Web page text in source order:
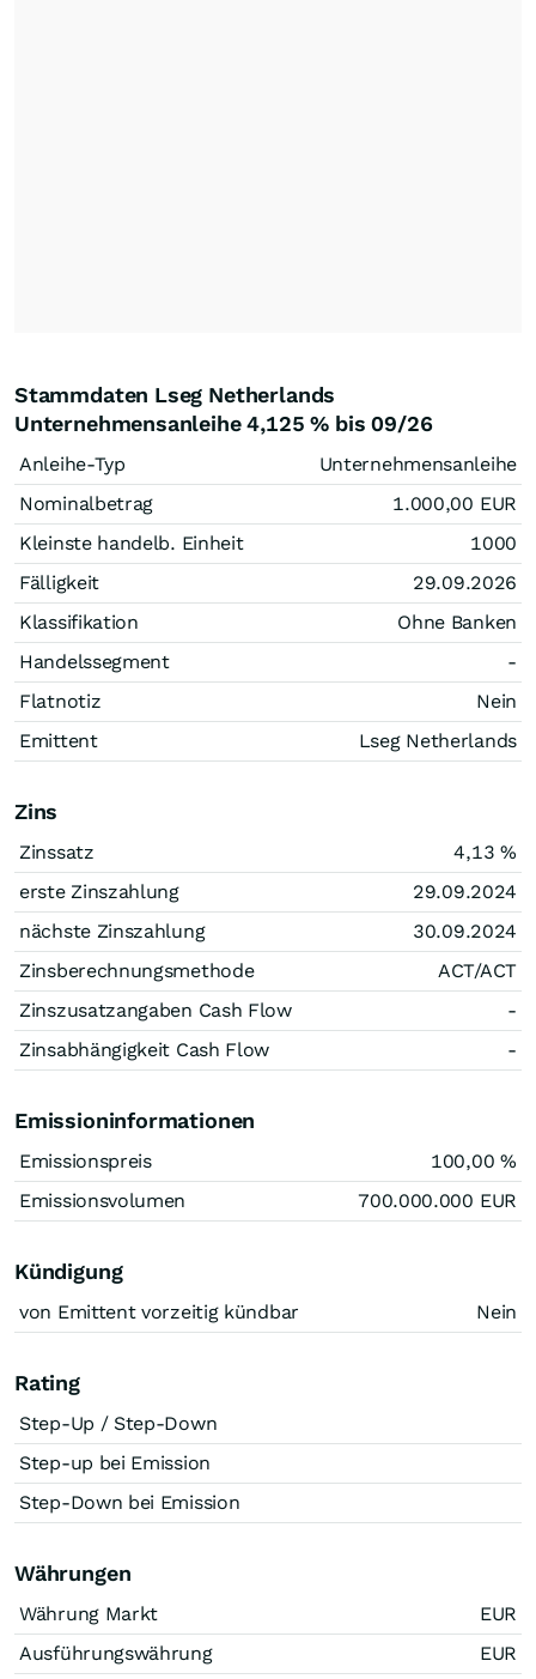
Stammdaten Lseg Netherlands
Unternehmensanleihe 4,125 % bis 09/26
Anleihe-Typ
Unternehmensanleihe
Nominalbetrag
1.000,00 EUR
Kleinste handelb. Einheit
1000
Fälligkeit
29.09.2026
Klassifikation
Ohne Banken
Handelssegment
-
Flatnotiz
Nein
Emittent
Lseg Netherlands
Zins
Zinssatz 4,13 %
erste Zinszahlung
29.09.2024
nächste Zinszahlung
30.09.2024
Zinsberechnungsmethode
ACT/ACT
Zinszusatzangaben Cash Flow
-
Zinsabhängigkeit Cash Flow
-
Emissioninformationen
Emissionspreis 100,00 %
Emissionsvolumen
700.000.000 EUR
Kündigung
von Emittent vorzeitig kündbar Nein
Rating
Step-Up / Step-Down
Step-up bei Emission
Step-Down bei Emission
Währungen
Währung Markt
EUR
Ausführungswährung
EUR